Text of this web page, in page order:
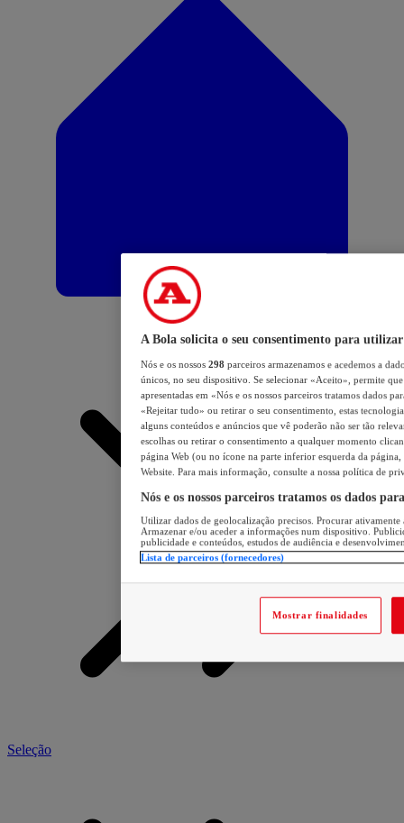
Seleção
A Bola solicita o seu consentimento para utilizar
Nós e os nossos 298 parceiros armazenamos e acedemos a
únicos, no seu dispositivo. Se selecionar «Aceito», permite
apresentadas em «Nós e os nossos parceiros tratamos dados
«Rejeitar tudo» ou retirar o seu consentimento, estas
alguns conteúdos e anúncios que vê poderão não ser tão
escolhas ou retirar o consentimento a qualquer momento
página Web (ou no ícone na parte inferior esquerda da página,
Website. Para mais informação, consulte a nossa política de
Nós e os nossos parceiros tratamos os dados
Utilizar dados de geolocalização precisos. Procurar
Armazenar e/ou aceder a informações num dispositivo.
publicidade e conteúdos, estudos de audiência e
Lista de parceiros (fornecedores)
Mostrar finalidades